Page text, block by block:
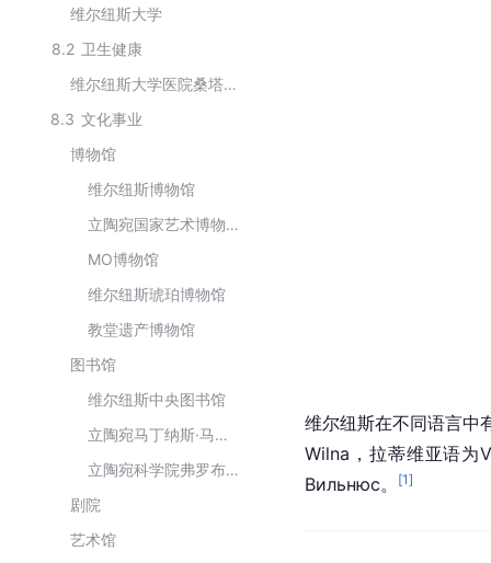
维尔纽斯大学
8.2 卫生健康
维尔纽斯大学医院桑塔拉斯诊所
8.3 文化事业
博物馆
维尔纽斯博物馆
立陶宛国家艺术博物馆
MO博物馆
维尔纽斯琥珀博物馆
教堂遗产博物馆
图书馆
维尔纽斯中央图书馆
立陶宛马丁纳斯·马兹维达斯国家图书馆
立陶宛科学院弗罗布莱夫斯基图书馆
剧院
艺术馆
维尔纽斯在不同语言中
Wilna，拉蒂维亚语为
Вильнюс。
[1]